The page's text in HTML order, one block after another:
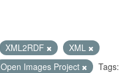
XML2RDF
XML
Open Images Project Tags: